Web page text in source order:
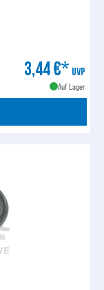
3,44 €* UVP
Auf Lager